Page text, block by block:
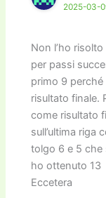
2025-03-
Non l’ho
per passi
primo 9 perché
risultato finale.
come risultato
sull’ultima riga
tolgo 6 e 5 che
ho ottenuto 13
Eccetera